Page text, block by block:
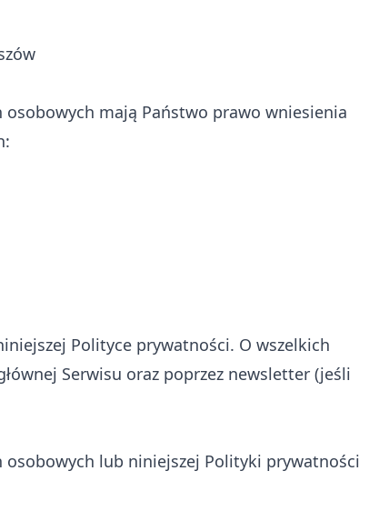
mają Państwo prawo wniesienia
Polityce prywatności. O wszelkich
Serwisu oraz poprzez newsletter (jeśli
lub niniejszej Polityki prywatności